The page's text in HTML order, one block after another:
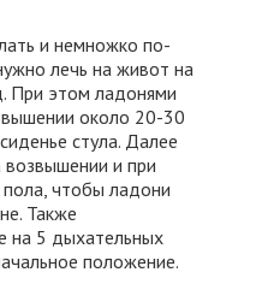
и немножко по-
лечь на живот на
При этом ладонями
около 20-30
стула. Далее
и при
чтобы ладони
Также
на 5 дыхательных
положение.